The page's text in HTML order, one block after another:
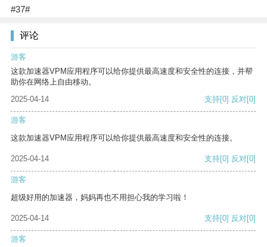
#37#
评论
游客
这款加速器VPM应用程序可以给你提供最高速度和安全性的连接，并帮
助你在网络上自由移动。
2025-04-14
支持[0] 反对[0]
游客
这款加速器VPM应用程序可以给你提供最高速度和安全性的连接。
2025-04-14 支持[0] 反对[0]
游客
超级好用的加速器，妈妈再也不用担心我的学习啦！
2025-04-14 支持[0] 反对[0]
游客